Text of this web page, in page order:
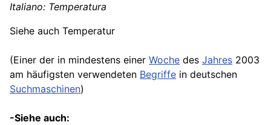
Italiano: Temperatura
Siehe auch Temperatur
(Einer der in mindestens einer Woche des Jahres 2003
am häufigsten verwendeten Begriffe in deutschen
Suchmaschinen)
-Siehe auch: